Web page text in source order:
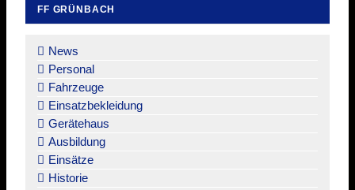
FF GRÜNBACH
überspringen
News
Personal
Fahrzeuge
Einsatzbekleidung
Gerätehaus
Ausbildung
Einsätze
Historie